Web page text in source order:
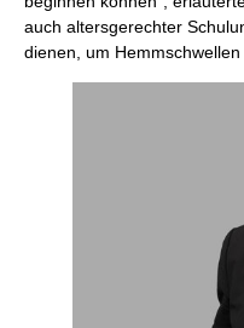
auch altersgerechter
dienen, um Hemmschwellen